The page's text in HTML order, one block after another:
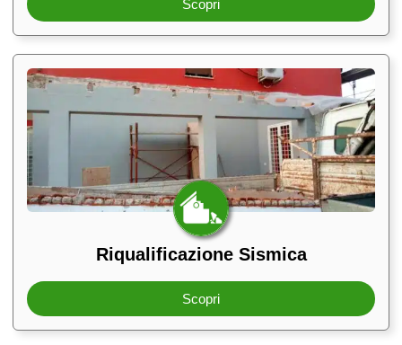
Scopri
Riqualificazione Sismica
Scopri